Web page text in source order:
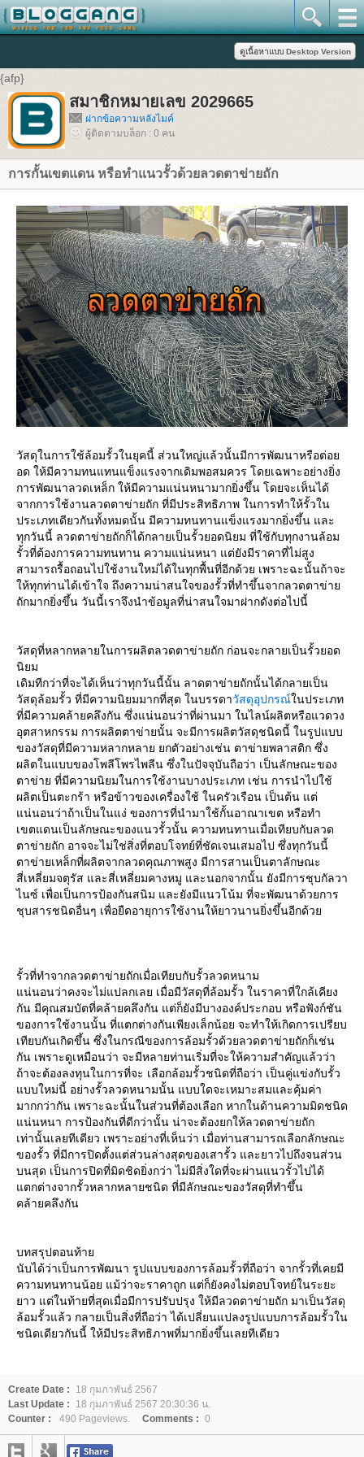
{afp}
สมาชิกหมายเลข 2029665
ฝากข้อความหลังไมค์
ผู้ติดตามบล็อก : 0 คน
การกั้นเขตแดน หรือทำแนวรั้วด้วยลวดตาข่ายถัก
วัสดุในการใช้ล้อมรั้วในยุคนี้ ส่วนใหญ่แล้วนั้นมีการพัฒนาหรือต่อย
อด ให้มีความทนแทนแข็งแรงจากเดิมพอสมควร โดยเฉพาะอย่างยิ่ง
การพัฒนาลวดเหล็ก ให้มีความแน่นหนามากยิ่งขึ้น โดยจะเห็นได้
จากการใช้งานลวดตาข่ายถัก ที่มีประสิทธิภาพ ในการทำให้รั้วใน
ประเภทเดียวกันทั้งหมดนั้น มีความทนทานแข็งแรงมากยิ่งขึ้น และ
ทุกวันนี้ ลวดตาข่ายถักก็ได้กลายเป็นรั้วยอดนิยม ที่ใช้กับทุกงานล้อม
รั้วที่ต้องการความทนทาน ความแน่นหนา แต่ยังมีราคาที่ไม่สูง
สามารถรื้อถอนไปใช้งานใหม่ได้ในทุกพื้นที่อีกด้วย เพราะฉะนั้นถ้าจะ
ให้ทุกท่านได้เข้าใจ ถึงความน่าสนใจของรั้วที่ทำขึ้นจากลวดตาข่าย
ถักมากยิ่งขึ้น วันนี้เราจึงนำข้อมูลที่น่าสนใจมาฝากดังต่อไปนี้
วัสดุที่หลากหลายในการผลิตลวดตาข่ายถัก ก่อนจะกลายเป็นรั้วยอด
นิยม
เดิมทีกว่าที่จะได้เห็นว่าทุกวันนี้นั้น ลาดตาข่ายถักนั้นได้กลายเป็น
วัสดุล้อมรั้ว ที่มีความนิยมมากที่สุด ในบรรดาวัสดุอุปกรณ์ในประเภท
ที่มีความคล้ายคลึงกัน ซึ่งแน่นอนว่าที่ผ่านมา ในไลน์ผลิตหรือแวดวง
อุตสาหกรรม การผลิตตาข่ายนั้น จะมีการผลิตวัสดุชนิดนี้ ในรูปแบบ
ของวัสดุที่มีความหลากหลาย ยกตัวอย่างเช่น ตาข่ายพลาสติก ซึ่ง
ผลิตในแบบของโพลีโพรไพลีน ซึ่งในปัจจุบันถือว่า เป็นลักษณะของ
ตาข่าย ที่มีความนิยมในการใช้งานบางประเภท เช่น การนำไปใช้
ผลิตเป็นตะกร้า หรือข้าวของเครื่องใช้ ในครัวเรือน เป็นต้น แต่
แน่นอนว่าถ้าเป็นในแง่ ของการที่นำมาใช้กั้นอาณาเขต หรือทำ
เขตแดนเป็นลักษณะของแนวรั้วนั้น ความทนทานเมื่อเทียบกับลวด
ตาข่ายถัก อาจจะไม่ใช่สิ่งที่ตอบโจทย์ที่ชัดเจนเสมอไป ซึ่งทุกวันนี้
ตาข่ายเหล็กที่ผลิตจากลวดคุณภาพสูง มีการสานเป็นตาลักษณะ
สี่เหลี่ยมจตุรัส และสี่เหลี่ยมคางหมู และนอกจากนั้น ยังมีการชุบกัลวา
ไนซ์ เพื่อเป็นการป้องกันสนิม และยังมีแนวโน้ม ที่จะพัฒนาด้วยการ
ชุบสารชนิดอื่นๆ เพื่อยืดอายุการใช้งานให้ยาวนานยิ่งขึ้นอีกด้วย
รั้วที่ทำจากลวดตาข่ายถักเมื่อเทียบกับรั้วลวดหนาม
แน่นอนว่าคงจะไม่แปลกเลย เมื่อมีวัสดุที่ล้อมรั้ว ในราคาที่ใกล้เคียง
กัน มีคุณสมบัตที่คล้ายคลึงกัน แต่ก็ยังมีบางองค์ประกอบ หรือฟังก์ชัน
ของการใช้งานนั้น ที่แตกต่างกันเพียงเล็กน้อย จะทำให้เกิดการเปรียบ
เทียบกันเกิดขึ้น ซึ่งในกรณีของการล้อมรั้วด้วยลวดตาข่ายถักก็เช่น
กัน เพราะดูเหมือนว่า จะมีหลายท่านเริ่มที่จะให้ความสำคัญแล้วว่า
ถ้าจะต้องลงทุนในการที่จะ เลือกล้อมรั้วชนิดที่ถือว่า เป็นคู่แข่งกับรั้ว
แบบใหม่นี้ อย่างรั้วลวดหนามนั้น แบบใดจะเหมาะสมและคุ้มค่า
มากกว่ากัน เพราะฉะนั้นในส่วนที่ต้องเลือก หากในด้านความมิดชนิด
แน่นหนา การป้องกันที่ดีกว่านั้น น่าจะต้องยกให้ลวดตาข่ายถัก
เท่านั้นเลยทีเดียว เพราะอย่างที่เห็นว่า เมื่อท่านสามารถเลือกลักษณะ
ของรั้ว ที่มีการปิดตั้งแต่ส่วนล่างสุดของเสารั้ว และยาวไปถึงจนส่วน
บนสุด เป็นการปิดที่มิดชิดยิ่งกว่า ไม่มีสิ่งใดที่จะผ่านแนวรั้วไปได้
แตกต่างจากรั้วหลากหลายชนิด ที่มีลักษณะของวัสดุที่ทำขึ้น
คล้ายคลึงกัน
บทสรุปตอนท้าย
นับได้ว่าเป็นการพัฒนา รูปแบบของการล้อมรั้วที่ถือว่า จากรั้วที่เคยมี
ความทนทานน้อย แม้ว่าจะราคาถูก แต่ก็ยังคงไม่ตอบโจทย์ในระยะ
ยาว แต่ในท้ายที่สุดเมื่อมีการปรับปรุง ให้มีลวดตาข่ายถัก มาเป็นวัสดุ
ล้อมรั้วแล้ว กลายเป็นสิ่งที่ถือว่า ได้เปลี่ยนแปลงรูปแบบการล้อมรั้วใน
ชนิดเดียวกันนี้ ให้มีประสิทธิภาพที่มากยิ่งขึ้นเลยทีเดียว
Create Date :
18 กุมภาพันธ์ 2567
Last Update :
18 กุมภาพันธ์ 2567 20:30:36 น.
Counter :
490 Pageviews. Comments : 0